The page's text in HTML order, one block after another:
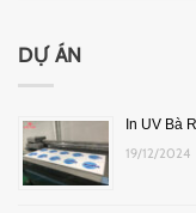
DỰ ÁN
In UV Bà
19/12/2024